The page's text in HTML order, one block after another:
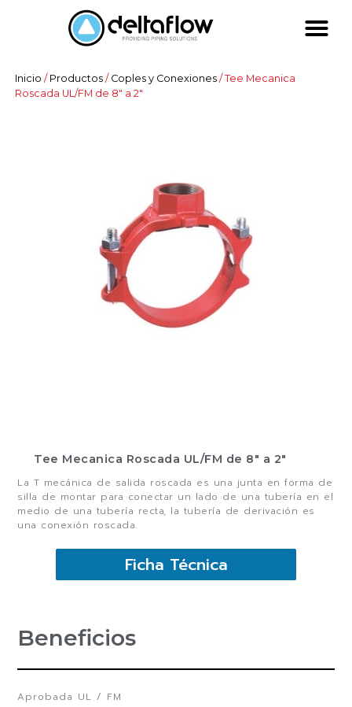
Inicio / Productos/ Coples y Conexiones/ Tee Mecanica
Roscada UL/FM de 8″ a 2″
Tee Mecanica Roscada UL/FM de 8″ a 2″
La T mecánica de salida roscada es una junta en forma de
silla de montar para conectar un lado de una tubería en el
medio de una tubería recta, la tubería de derivación es
una conexión roscada.
Ficha Técnica
Beneficios
Aprobada UL / FM